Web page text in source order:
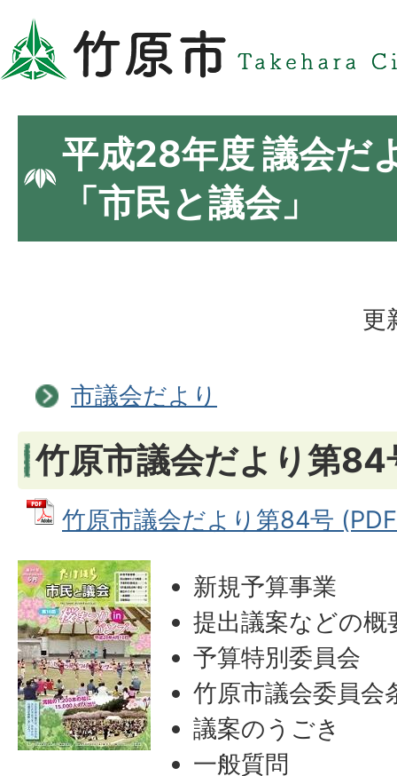
平成28年度 議会だ
「市民と議会」
更
市議会だより
竹原市議会だより第
竹原市議会だより第84号
新規予算事業
提出議案などの概
予算特別委員会
竹原市議会委員会
議案のうごき
一般質問